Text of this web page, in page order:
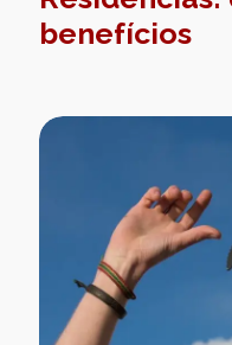
benefícios